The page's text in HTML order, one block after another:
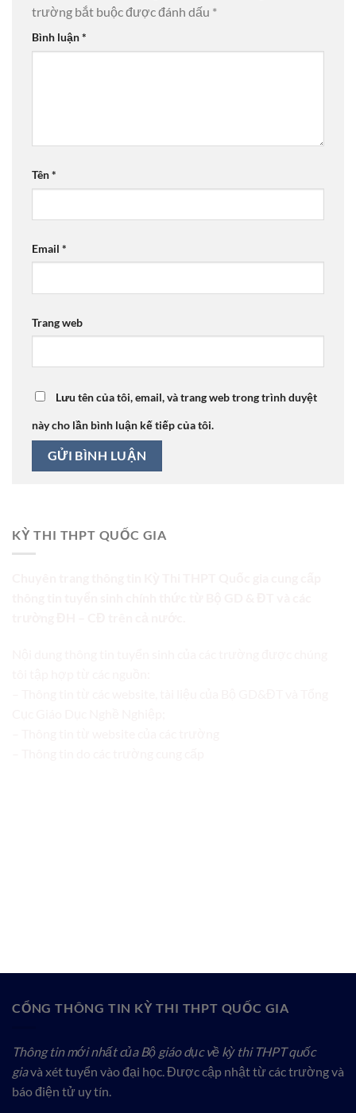
trường bắt buộc được đánh dấu *
Bình luận*
Tên*
Email *
Trang web
Lưu tên của tôi, email, và trang web trong trình duyệt
này cho lần bình luận kế tiếp của tôi.
KỲ THI THPT QUỐC GIA
CỔNG THÔNG TIN KỲ THI THPT QUỐC GIA
Thông tin mới nhất của Bộ giáo dục về kỳ thi THPT quốc
giavà xét tuyển vào đại học. Được cập nhật từ các trường và
báo điện tử uy tín.